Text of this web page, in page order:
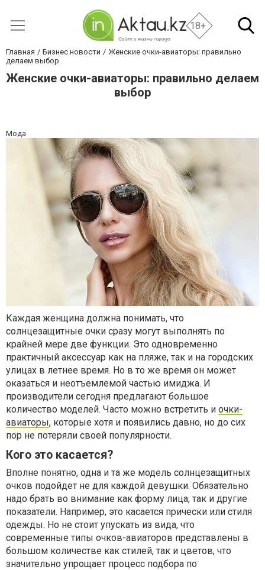
18+
Главная Бизнес новости
Женские очки-авиаторы: правильно
делаем выбор
Женские очки-авиаторы: правильно делаем
выбор
Мода
Каждая женщина должна понимать, что
солнцезащитные очки сразу могут выполнять по
крайней мере две функции. Это одновременно
практичный аксессуар как на пляже, так и на городских
улицах в летнее время. Но в то же время он может
оказаться и неотъемлемой частью имиджа. И
производители сегодня предлагают большое
количество моделей. Часто можно встретить и очки-
авиаторы, которые хотя и появились давно, но до сих
пор не потеряли своей популярности.
Кого это касается?
Вполне понятно, одна и та же модель солнцезащитных
очков подойдет не для каждой девушки. Обязательно
надо брать во внимание как форму лица, так и другие
показатели. Например, это касается прически или стиля
одежды. Но не стоит упускать из вида, что
современные типы очков-авиаторов представлены в
большом количестве как стилей, так и цветов, что
значительно упрощает процесс подбора по